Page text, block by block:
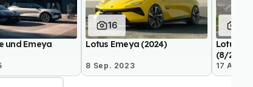
und Emeya
16
Lotus Emeya (2024)
8 Sep. 2023
Lotus
(8/2023)
17 Aug.